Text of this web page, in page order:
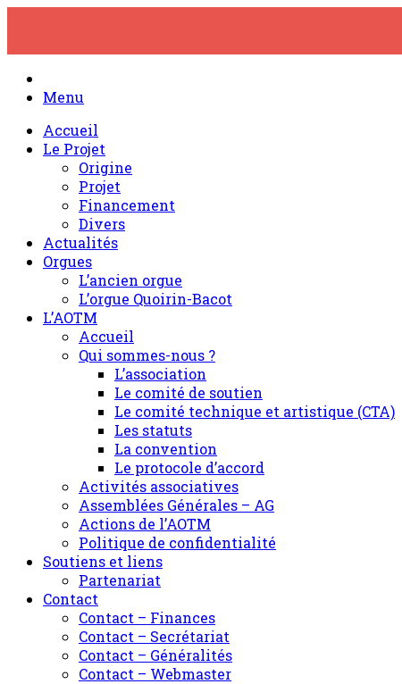
content
Menu
Accueil
Le Projet
Origine
Projet
Financement
Divers
Actualités
Orgues
L’ancien orgue
L’orgue Quoirin-Bacot
L’AOTM
Accueil
Qui sommes-nous ?
L’association
Le comité de soutien
Le comité technique et artistique (CTA)
Les statuts
La convention
Le protocole d’accord
Activités associatives
Assemblées Générales – AG
Actions de l’AOTM
Politique de confidentialité
Soutiens et liens
Partenariat
Contact
Contact – Finances
Contact – Secrétariat
Contact – Généralités
Contact – Webmaster